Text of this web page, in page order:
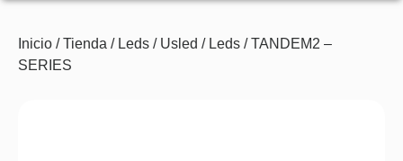
Inicio /Tienda / Leds / Usled / Leds / TANDEM2 –
SERIES